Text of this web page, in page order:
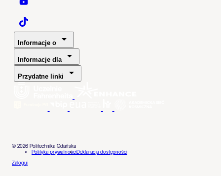
Politechnika Gdańska - YouTube
Politechnika Gdańska - TaikTok
Informacje o
Informacje dla
Przydatne linki
© 2026 Politechnika Gdańska
Polityka prywatnościDeklaracja dostępności
Zaloguj